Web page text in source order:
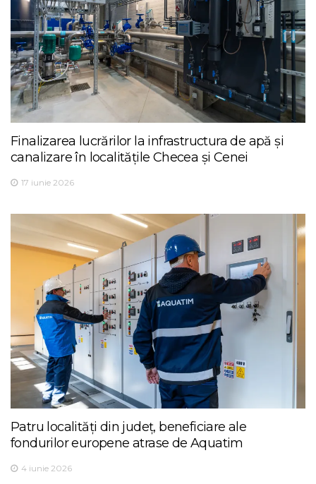
Finalizarea lucrărilor la infrastructura de apă și
canalizare în localitățile Checea și Cenei
17 iunie 2026
Patru localități din județ, beneficiare ale
fondurilor europene atrase de Aquatim
4 iunie 2026